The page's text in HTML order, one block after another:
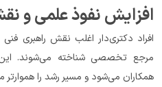
نفوذ علمی و نقشی
و مسیر رشد را هموارتر می‌سازد.